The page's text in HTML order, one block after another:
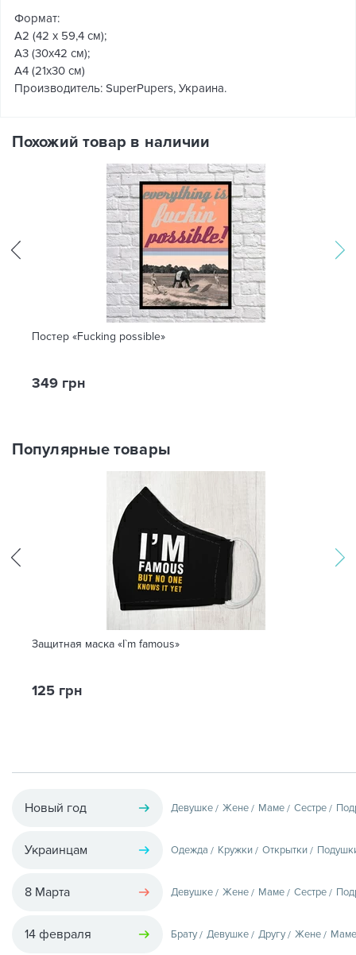
Формат:
А2 (42 x 59,4 см);
А3 (30х42 см);
А4 (21х30 см)
Производитель: SuperPupers, Украина.
Похожий товар в наличии
Постер «Fucking possible»
349 грн
Популярные товары
Защитная маска «I`m famous»
125 грн
Новый год Девушке Жене Маме Сестре
Украинцам Одежда Кружки Открытки
8 Марта Девушке Жене Маме Сестре
14 февраля Брату Девушке Другу Жене Маме